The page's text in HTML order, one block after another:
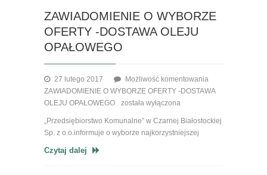
ZAWIADOMIENIE O WYBORZE
OFERTY -DOSTAWA OLEJU
OPAŁOWEGO
27 lutego 2017
Możliwość komentowania
ZAWIADOMIENIE O WYBORZE OFERTY -DOSTAWA
OLEJU OPAŁOWEGO
została wyłączona
„Przedsiębiorstwo Komunalne” w Czarnej Białostockiej
Sp. z o.o.informuje o wyborze najkorzystniejszej
Czytaj dalej